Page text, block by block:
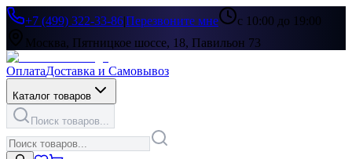
+7 (499) 322-33-86|Перезвоните мне
с 10:00 до 19:00
Москва, Пятницкое шоссе, 18, Павильон 73
ОплатаДоставка и Самовывоз
Каталог товаров
Поиск товаров...